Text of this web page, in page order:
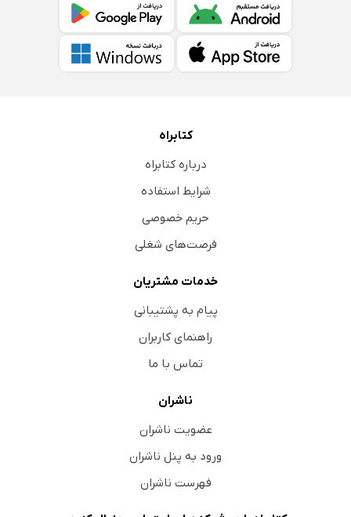
کتابراه
درباره کتابراه
شرایط استفاده
حریم خصوصی
فرصت‌های شغلی
خدمات مشتریان
پیام به پشتیبانی
راهنمای کاربران
تماس با ما
ناشران
عضویت ناشران
ورود به پنل ناشران
فهرست ناشران